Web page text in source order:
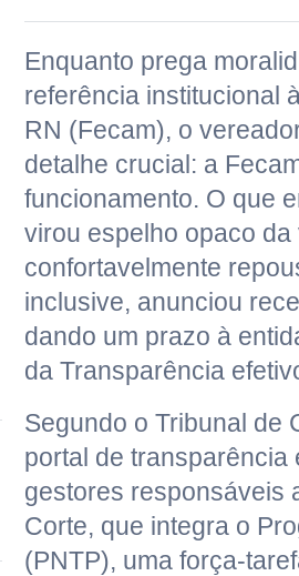
Enquanto prega
referência institucional
RN (Fecam), o
detalhe crucial: a
funcionamento. O que
virou espelho opaco
confortavelmente
inclusive, anunciou
dando um prazo à
da Transparência
Segundo o Tribunal de
portal de transparência
gestores responsáveis
Corte, que integra o
(PNTP), uma força-